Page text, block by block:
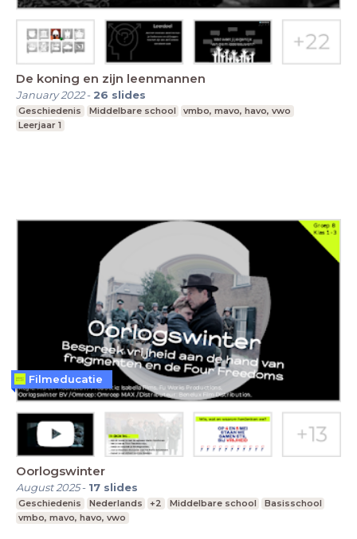
De koning en zijn leenmannen
January 2022- 26 slides
Geschiedenis Middelbare school
vmbo, mavo, havo, vwo
Leerjaar 1
Oorlogswinter
August 2025- 17 slides
Geschiedenis Nederlands +2 Middelbare school
Basisschool
vmbo, mavo, havo, vwo
Filmeducatie